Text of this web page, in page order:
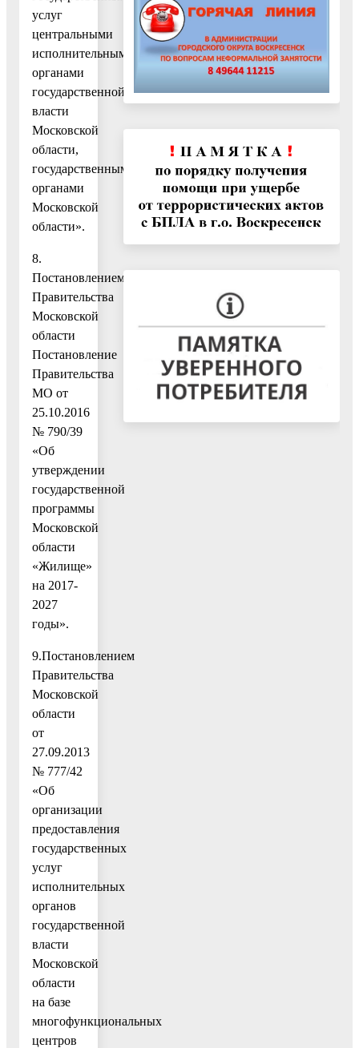
услуг
центральными
исполнительными
органами
государственной
власти
Московской
области,
государственными
органами
Московской
области».
8.
Постановлением
Правительства
Московской
области
Постановление
Правительства
МО от
25.10.2016
№ 790/39
«Об
утверждении
государственной
программы
Московской
области
«Жилище»
на 2017-
2027
годы».
9.Постановлением
Правительства
Московской
области
от
27.09.2013
№ 777/42
«Об
организации
предоставления
государственных
услуг
исполнительных
органов
государственной
власти
Московской
области
на базе
многофункциональных
центров